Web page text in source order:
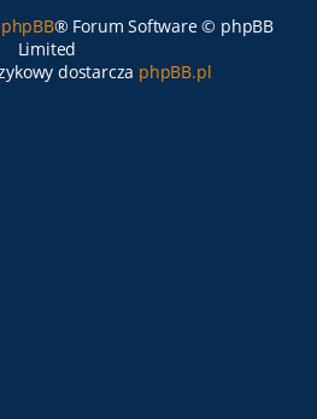
phpBB® Forum Software © phpBB
Limited
dostarcza phpBB.pl